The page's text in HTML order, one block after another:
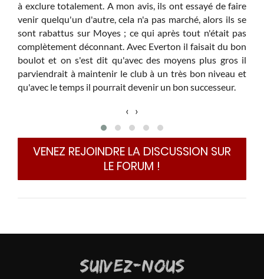
à exclure totalement. A mon avis, ils ont essayé de faire
venir quelqu'un d'autre, cela n'a pas marché, alors ils se
sont rabattus sur Moyes ; ce qui après tout n'était pas
complètement déconnant. Avec Everton il faisait du bon
boulot et on s'est dit qu'avec des moyens plus gros il
parviendrait à maintenir le club à un très bon niveau et
qu'avec le temps il pourrait devenir un bon successeur.
‹ ›
VENEZ REJOINDRE LA DISCUSSION SUR
LE FORUM !
SUIVEZ-NOUS